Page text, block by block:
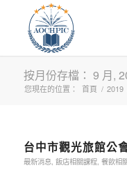
按月份存檔： 9 月,
您現在的位置： 首頁 / 2019
台中市觀光旅館公
最新消息, 飯店相關課程, 餐飲相